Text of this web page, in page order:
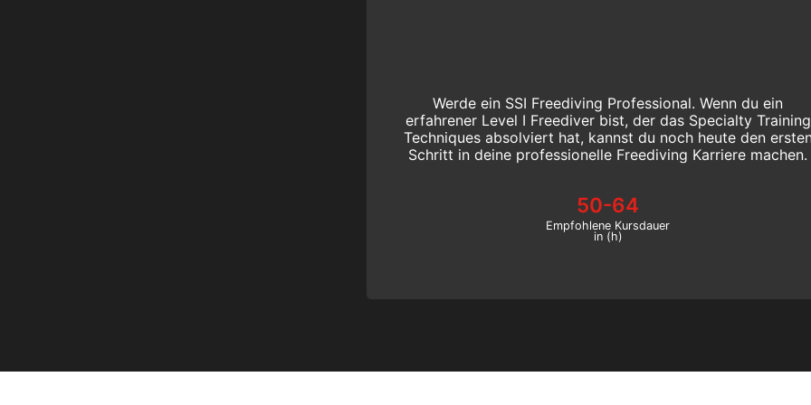
Werde ein SSI Freediving Professional. Wenn du ein
erfahrener Level I Freediver bist, der das Specialty Training
Techniques absolviert hat, kannst du noch heute den
Schritt in deine professionelle Freediving Karriere machen.
50-64
Empfohlene Kursdauer
in (h)